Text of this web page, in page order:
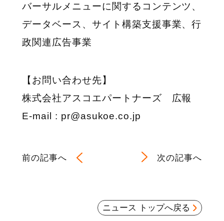
バーサルメニューに関するコンテンツ、
データベース、サイト構築支援事業、行
政関連広告事業
【お問い合わせ先】
株式会社アスコエパートナーズ 広報
E-mail : pr@asukoe.co.jp
前の記事へ 次の記事へ
ニュース トップへ戻る